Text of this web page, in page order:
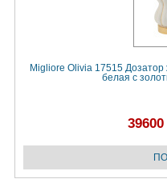
Migliore Olivia 17515
белая с